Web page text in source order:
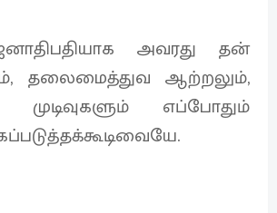
அவரது தன்
தலைமைத்துவ ஆற்றலும்,
முடிவுகளும் எப்போதும்